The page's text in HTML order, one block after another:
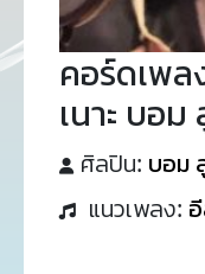
คอร์ดเพล
เนาะ บอม
ศิลปิน: บอม
แนวเพลง: